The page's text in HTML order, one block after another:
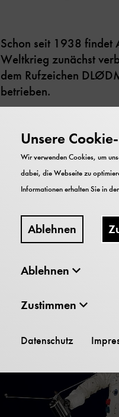
Schon seit 1938 findet
Weltkrieg zunächst
dem Rufzeichen
betrieben.
Wann
Sie erfahren es jeden
täglich wechselndes
am jeweiligen
Unsere
Wir verwenden Cookies, um
dabei, die Webseite zu
Informationen erhalten Sie in
Ablehnen
Ablehnen
Zustimmen
Datenschutz